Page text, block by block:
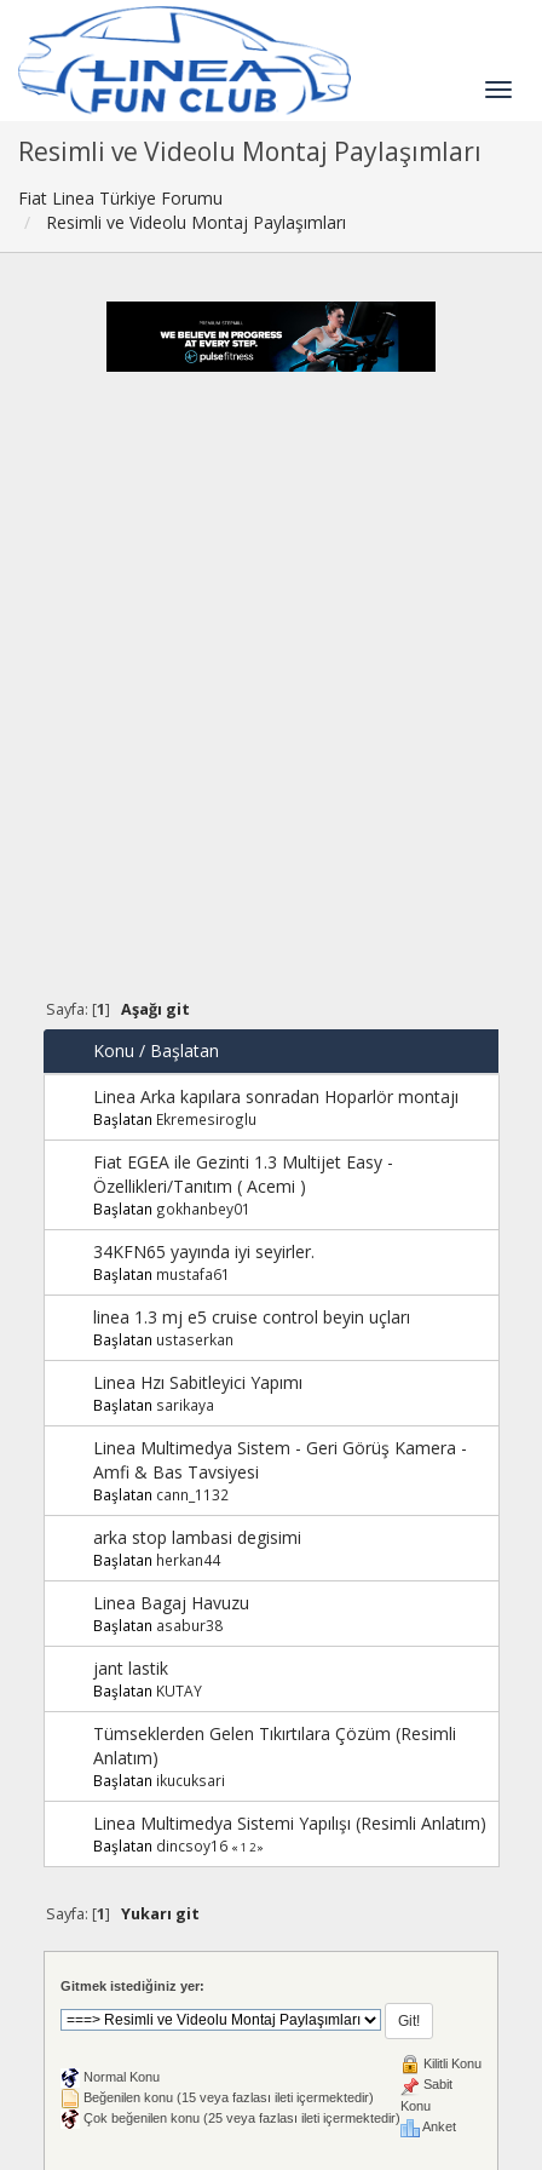
Resimli ve Videolu Montaj Paylaşımları
Fiat Linea Türkiye Forumu
Resimli ve Videolu Montaj Paylaşımları
Sayfa: [1]Aşağı git
Konu / Başlatan
Linea Arka kapılara sonradan Hoparlör montajı
Başlatan Ekremesiroglu
Fiat EGEA ile Gezinti 1.3 Multijet Easy -
Özellikleri/Tanıtım ( Acemi )
Başlatan gokhanbey01
34KFN65 yayında iyi seyirler.
Başlatan mustafa61
linea 1.3 mj e5 cruise control beyin uçları
Başlatan ustaserkan
Linea Hzı Sabitleyici Yapımı
Başlatan sarikaya
Linea Multimedya Sistem - Geri Görüş Kamera -
Amfi & Bas Tavsiyesi
Başlatan cann_1132
arka stop lambasi degisimi
Başlatan herkan44
Linea Bagaj Havuzu
Başlatan asabur38
jant lastik
Başlatan KUTAY
Tümseklerden Gelen Tıkırtılara Çözüm (Resimli
Anlatım)
Başlatan ikucuksari
Linea Multimedya Sistemi Yapılışı (Resimli Anlatım)
Başlatan dincsoy16 « 1 2»
Sayfa: [1]Yukarı git
Gitmek istediğiniz yer:
Normal Konu
Beğenilen konu (15 veya fazlası ileti içermektedir)
Çok beğenilen konu (25 veya fazlası ileti içermektedir)
Kilitli Konu
Sabit
Konu
Anket